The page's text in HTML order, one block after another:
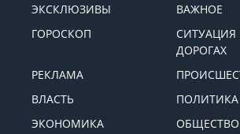
ЭКСКЛЮЗИВЫ
ВАЖНОЕ
ГОРОСКОП
СИТУАЦИЯ
ДОРОГАХ
РЕКЛАМА
ВЛАСТЬ
ПОЛИТИКА
ЭКОНОМИКА
ОБЩЕСТВО